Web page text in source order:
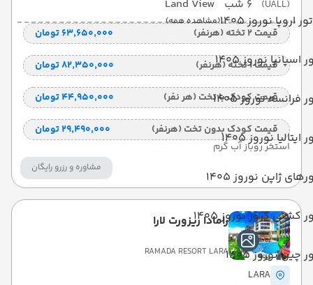
تور اروپا نوروز 1405 (مشاهده همه)
اسپانیا نوروز 1405
فرانسه نوروز 1405
ایتالیا نوروز 1405
ژاپن نوروز 1405
کشتی کروز نوروز 1405
چین نوروز 1405
(UALL) 6 شب Land View
قیمت 2 تخته (هرنفر) ۶۳٬۶۵۰٬۰۰۰ تومان
قیمت 1 تخته (هرنفر) ۸۲٬۳۵۰٬۰۰۰ تومان
قیمت کودک با تخت (هر نفر) ۴۴٬۹۵۰٬۰۰۰ تومان
قیمت کودک بدون تخت (هرنفر)
۲۹٬۴۹۰٬۰۰۰ تومان
استخر روباز آب گرم
مشاوره و رزرو رایگان
رامادا ریزورت لارا
RAMADA RESORT LARA
LARA